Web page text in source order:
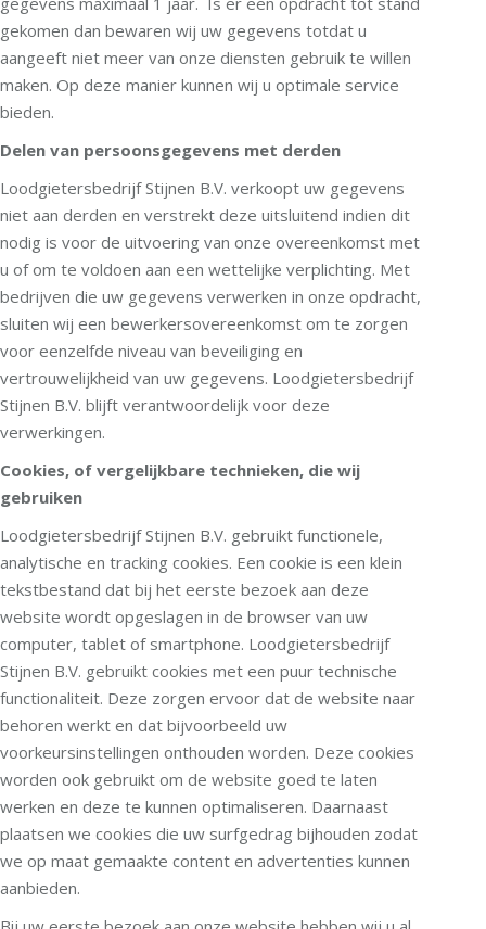
gekomen dan bewaren wij uw gegevens totdat u
aangeeft niet meer van onze diensten gebruik te willen
maken. Op deze manier kunnen wij u optimale service
bieden.
Delen van persoonsgegevens met derden
Loodgietersbedrijf Stijnen B.V. verkoopt uw gegevens
niet aan derden en verstrekt deze uitsluitend indien dit
nodig is voor de uitvoering van onze overeenkomst met
u of om te voldoen aan een wettelijke verplichting. Met
bedrijven die uw gegevens verwerken in onze opdracht,
sluiten wij een bewerkersovereenkomst om te zorgen
voor eenzelfde niveau van beveiliging en
vertrouwelijkheid van uw gegevens. Loodgietersbedrijf
Stijnen B.V. blijft verantwoordelijk voor deze
verwerkingen.
Cookies, of vergelijkbare technieken, die wij
gebruiken
Loodgietersbedrijf Stijnen B.V. gebruikt functionele,
analytische en tracking cookies. Een cookie is een klein
tekstbestand dat bij het eerste bezoek aan deze
website wordt opgeslagen in de browser van uw
computer, tablet of smartphone. Loodgietersbedrijf
Stijnen B.V. gebruikt cookies met een puur technische
functionaliteit. Deze zorgen ervoor dat de website naar
behoren werkt en dat bijvoorbeeld uw
voorkeursinstellingen onthouden worden. Deze cookies
worden ook gebruikt om de website goed te laten
werken en deze te kunnen optimaliseren. Daarnaast
plaatsen we cookies die uw surfgedrag bijhouden zodat
we op maat gemaakte content en advertenties kunnen
aanbieden.